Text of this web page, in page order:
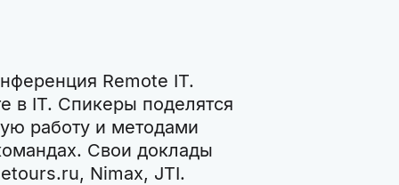
Remote IT.
в IT. Спикеры поделятся
работу и методами
Свои доклады
Nimax, JTI.